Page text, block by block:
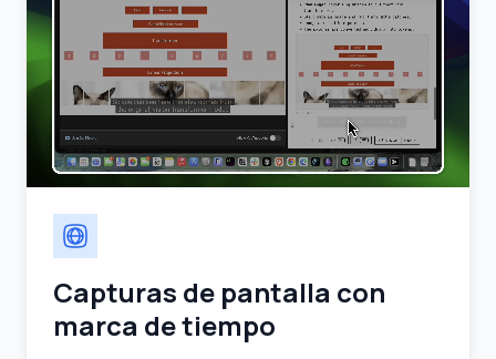
Capturas de pantalla con
marca de tiempo